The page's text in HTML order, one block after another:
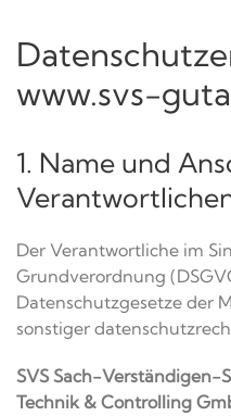
www.svs-
1. Name und
Der Verantwortliche im
Grundverordnung
Datenschutzgesetze der
sonstiger
SVS Sach-
Technik & Controlling